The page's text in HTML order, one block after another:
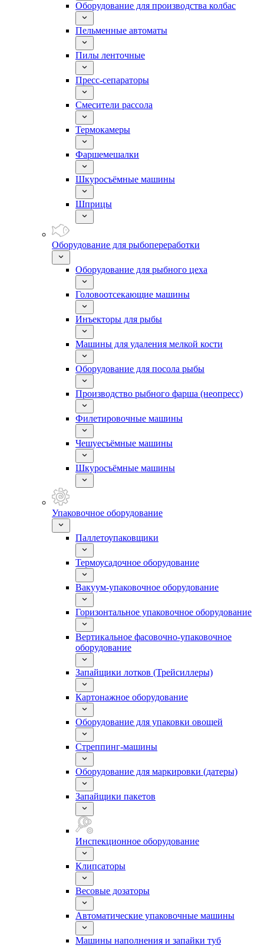
Оборудование для производства колбас
Пельменные автоматы
Пилы ленточные
Пресс-сепараторы
Смесители рассола
Термокамеры
Фаршемешалки
Шкуросъёмные машины
Шприцы
Оборудование для рыбопереработки
Оборудование для рыбного цеха
Головоотсекающие машины
Инъекторы для рыбы
Машины для удаления мелкой кости
Оборудование для посола рыбы
Производство рыбного фарша (неопресс)
Филетировочные машины
Чешуесъёмные машины
Шкуросъёмные машины
Упаковочное оборудование
Паллетоупаковщики
Термоусадочное оборудование
Вакуум-упаковочное оборудование
Горизонтальное упаковочное оборудование
Вертикальное фасовочно-упаковочное
оборудование
Запайщики лотков (Трейсиллеры)
Картонажное оборудование
Оборудование для упаковки овощей
Стреппинг-машины
Оборудование для маркировки (датеры)
Запайщики пакетов
Инспекционное оборудование
Клипсаторы
Весовые дозаторы
Автоматические упаковочные машины
Машины наполнения и запайки туб